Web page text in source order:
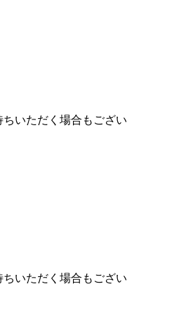
いただく場合もござい
いただく場合もござい